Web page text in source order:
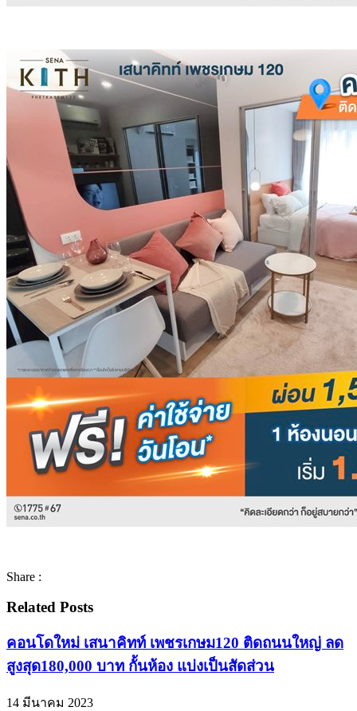
Share :
Related Posts
คอนโดใหม่ เสนาคิทท์ เพชรเกษม120 ติดถนนใหญ่ ลด
สูงสุด180,000 บาท กั้นห้อง แบ่งเป็นสัดส่วน
14 มีนาคม 2023